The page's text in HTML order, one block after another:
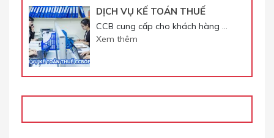
DỊCH VỤ KẾ TOÁN THUẾ
CCB cung cấp cho khách hàng …
Xem thêm